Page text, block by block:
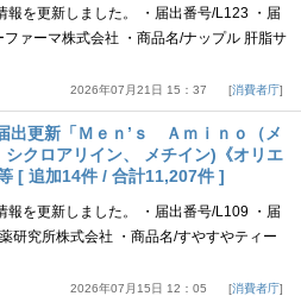
報を更新しました。 ・届出番号/L123 ・届
ァーマ株式会社 ・商品名/ナップル 肝脂サ
2026年07月21日 15：37 消費者庁
出更新「Ｍｅｎ’ｓ Ａｍｉｎｏ（メ
クロアリイン、 メチイン)《オリエ
[ 追加14件 / 合計11,207件 ]
報を更新しました。 ・届出番号/L109 ・届
研究所株式会社 ・商品名/すやすやティー
2026年07月15日 12：05 消費者庁